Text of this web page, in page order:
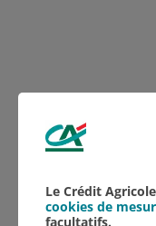
Le Crédit
cookies de
facultatifs.